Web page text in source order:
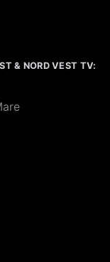
& NORD VEST TV: